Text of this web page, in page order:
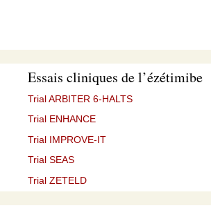
Essais cliniques de l’ézétimibe
Trial ARBITER 6-HALTS
Trial ENHANCE
Trial IMPROVE-IT
Trial SEAS
Trial ZETELD